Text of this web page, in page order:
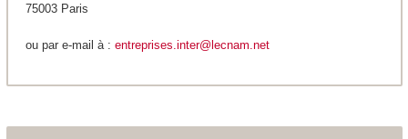
75003 Paris
ou par e-mail à : entreprises.inter@lecnam.net